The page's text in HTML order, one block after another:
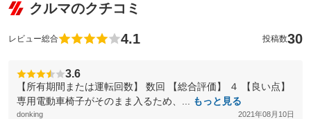
クルマのクチコミ
レビュー総合 4.1 投稿数30
3.6
【所有期間または運転回数】 数回 【総合評価】 ４ 【良い点】
専用電動車椅子がそのまま入るため、...
もっと見る
donking 2021年08月10日